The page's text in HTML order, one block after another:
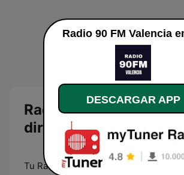
Radio 90 FM Valencia
directo
Tu Radio con la mejor música
DESCARGAR APP